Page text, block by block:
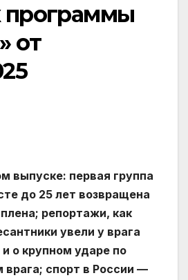
программы
от
выпуске: первая группа
до 25 лет возвращена
репортажи, как
увели у врага
о крупном ударе по
спорт в России —